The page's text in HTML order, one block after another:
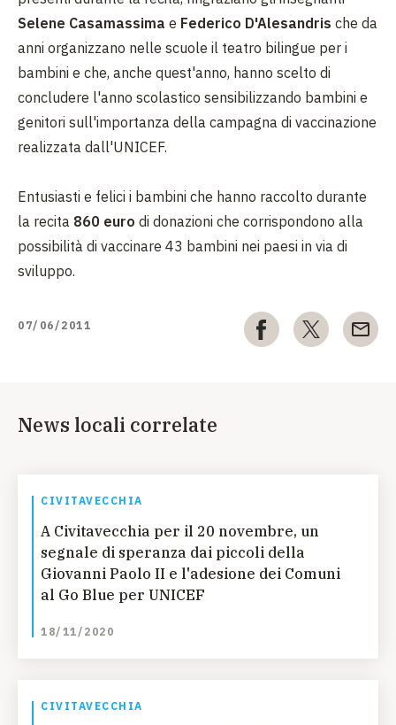
Selene Casamassima e Federico D'Alesandris che da
anni organizzano nelle scuole il teatro bilingue per i
bambini e che, anche quest'anno, hanno scelto di
concludere l'anno scolastico sensibilizzando bambini e
genitori sull'importanza della campagna di vaccinazione
realizzata dall'UNICEF.
Entusiasti e felici i bambini che hanno raccolto durante
la recita 860 euro di donazioni che corrispondono alla
possibilità di vaccinare 43 bambini nei paesi in via di
sviluppo.
07/06/2011
News locali correlate
CIVITAVECCHIA
A Civitavecchia per il 20 novembre, un
segnale di speranza dai piccoli della
Giovanni Paolo II e l'adesione dei Comuni
al Go Blue per UNICEF
18/11/2020
CIVITAVECCHIA